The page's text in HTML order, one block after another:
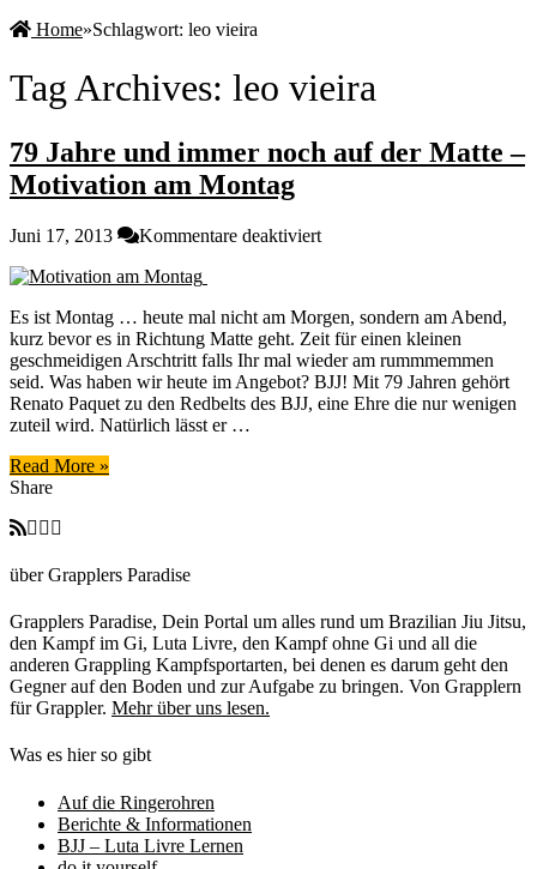
Home»Schlagwort: leo vieira
Tag Archives: leo vieira
79 Jahre und immer noch auf der Matte –
Motivation am Montag
Juni 17, 2013 Kommentare deaktiviertfür
immer
noch
auf
der
Matte
Es ist Montag … heute mal nicht am Morgen, sondern am Abend,
kurz bevor es in Richtung Matte geht. Zeit für einen kleinen
geschmeidigen Arschtritt falls Ihr mal wieder am rummmemmen
seid. Was haben wir heute im Angebot? BJJ! Mit 79 Jahren gehört
Renato Paquet zu den Redbelts des BJJ, eine Ehre die nur wenigen
zuteil wird. Natürlich lässt er …
Read More »
Share
über Grapplers Paradise
Grapplers Paradise, Dein Portal um alles rund um Brazilian Jiu Jitsu,
den Kampf im Gi, Luta Livre, den Kampf ohne Gi und all die
anderen Grappling Kampfsportarten, bei denen es darum geht den
Gegner auf den Boden und zur Aufgabe zu bringen. Von Grapplern
für Grappler. Mehr über uns lesen.
Was es hier so gibt
Auf die Ringerohren
Berichte & Informationen
BJJ – Luta Livre Lernen